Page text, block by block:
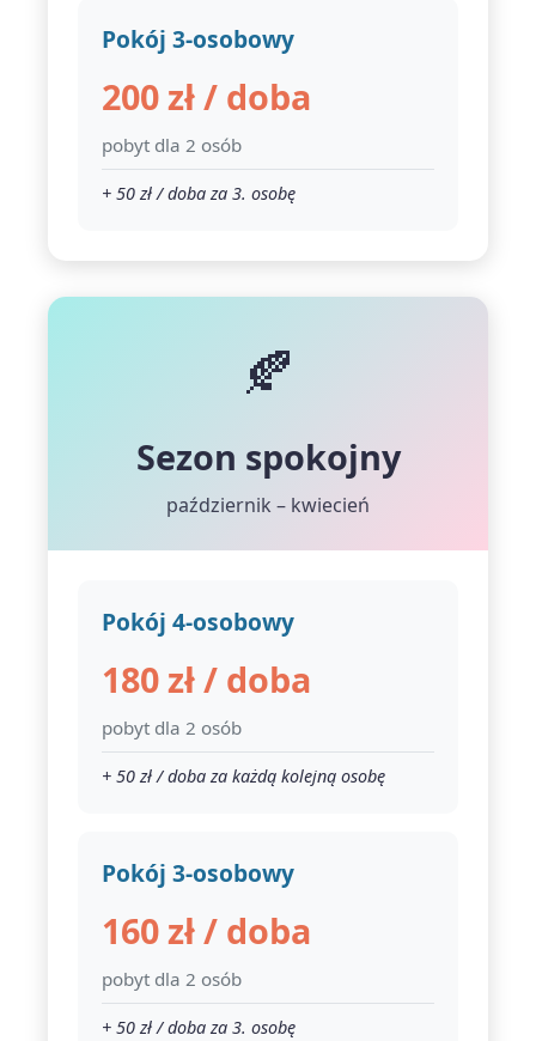
Pokój 3-osobowy
200 zł / doba
pobyt dla 2 osób
+ 50 zł / doba za 3. osobę
🍂
Sezon spokojny
październik – kwiecień
Pokój 4-osobowy
180 zł / doba
pobyt dla 2 osób
+ 50 zł / doba za każdą kolejną osobę
Pokój 3-osobowy
160 zł / doba
pobyt dla 2 osób
+ 50 zł / doba za 3. osobę